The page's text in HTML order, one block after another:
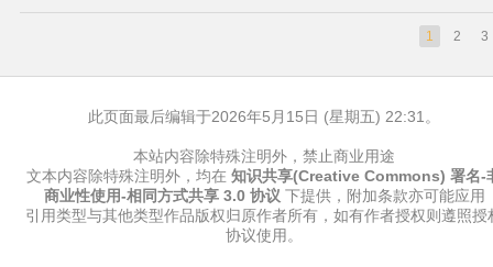
1 2 3
此页面最后编辑于2026年5月15日 (星期五) 22:31。
本站内容除特殊注明外，禁止商业用途
文本内容除特殊注明外，均在 知识共享(Creative Commons) 署名-
商业性使用-相同方式共享 3.0 协议 下提供，附加条款亦可能应用
引用类型与其他类型作品版权归原作者所有，如有作者授权则遵照授
协议使用。